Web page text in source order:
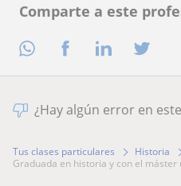
Comparte a este
¿Hay algún error en
Tus clases particulares Historia
graduada en historia y con el